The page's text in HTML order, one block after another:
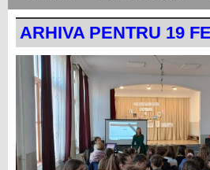
ARHIVA PENTRU 19